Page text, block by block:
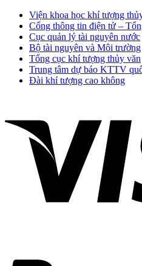
Viện khoa học khí tượng
Cổng thông tin điện tử –
Cục quản lý tài nguyên nước
Bộ tài nguyên và Môi trường
Tổng cục khí tượng thủy văn
Trung tâm dự báo KTTV
Đài khí tượng cao không